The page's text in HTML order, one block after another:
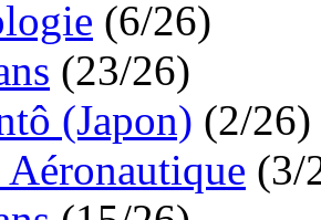
(6/26)
(23/26)
(Japon) (2/26)
Aéronautique (3/